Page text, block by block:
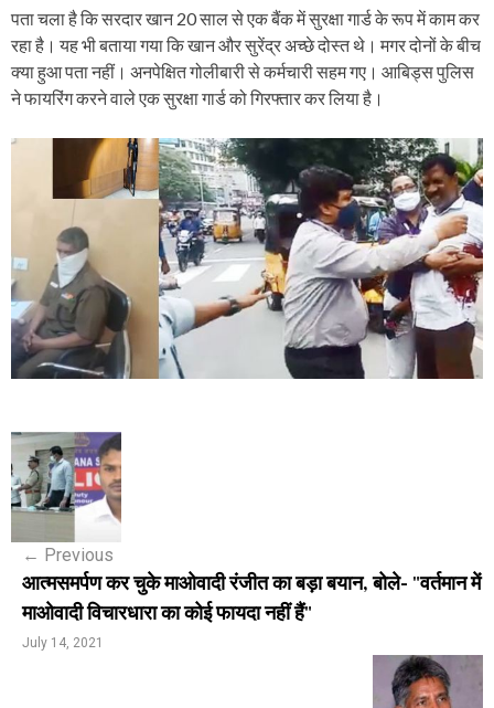
पता चला है कि सरदार खान 20 साल से एक बैंक में सुरक्षा गार्ड के रूप में काम कर
रहा है। यह भी बताया गया कि खान और सुरेंद्र अच्छे दोस्त थे। मगर दोनों के बीच
क्या हुआ पता नहीं। अनपेक्षित गोलीबारी से कर्मचारी सहम गए। आबिड्स पुलिस
ने फायरिंग करने वाले एक सुरक्षा गार्ड को गिरफ्तार कर लिया है।
P
o
n
a
← Previous
आत्मसमर्पण कर चुके माओवादी रंजीत का बड़ा बयान, बोले- "वर्तमान में
माओवादी विचारधारा का कोई फायदा नहीं हैं"
July 14, 2021